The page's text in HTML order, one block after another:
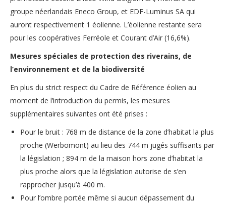
groupe néerlandais Eneco Group, et EDF-Luminus SA qui
auront respectivement 1 éolienne. L’éolienne restante sera
pour les coopératives Ferréole et Courant d’Air (16,6%).
Mesures spéciales de protection des riverains, de
l’environnement et de la biodiversité
En plus du strict respect du Cadre de Référence éolien au
moment de l’introduction du permis, les mesures
supplémentaires suivantes ont été prises :
Pour le bruit : 768 m de distance de la zone d’habitat la plus
proche (Werbomont) au lieu des 744 m jugés suffisants par
la législation ; 894 m de la maison hors zone d’habitat la
plus proche alors que la législation autorise de s’en
rapprocher jusqu’à 400 m.
Pour l’ombre portée même si aucun dépassement du